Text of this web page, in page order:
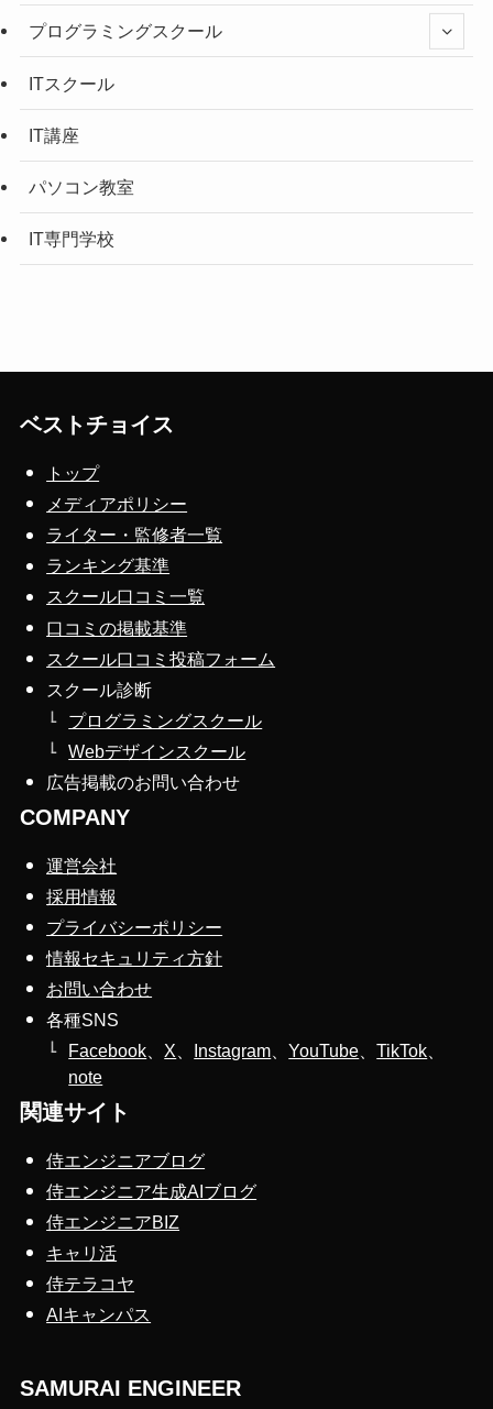
プログラミングスクール
ITスクール
IT講座
パソコン教室
IT専門学校
ベストチョイス
トップ
メディアポリシー
ライター・監修者一覧
ランキング基準
スクール口コミ一覧
口コミの掲載基準
スクール口コミ投稿フォーム
スクール診断
プログラミングスクール
Webデザインスクール
広告掲載のお問い合わせ
COMPANY
運営会社
採用情報
プライバシーポリシー
情報セキュリティ方針
お問い合わせ
各種SNS
Facebook
X Instagram 、YouTube 、TikTok
note
関連サイト
侍エンジニアブログ
侍エンジニア生成AIブログ
侍エンジニアBIZ
キャリ活
侍テラコヤ
AIキャンパス
SAMURAI ENGINEER